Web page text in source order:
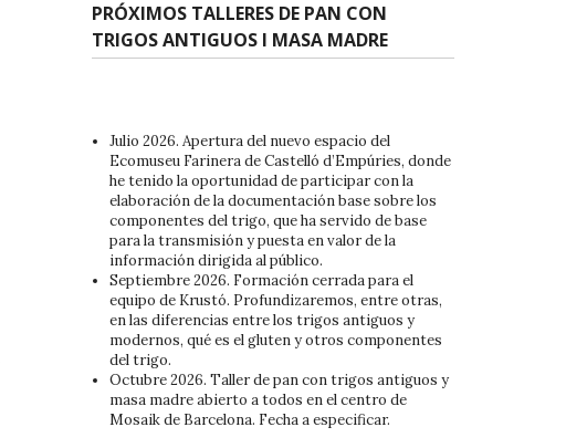
PRÓXIMOS TALLERES DE PAN CON
TRIGOS ANTIGUOS I MASA MADRE
Julio 2026. Apertura del nuevo espacio del
Ecomuseu Farinera de Castelló d’Empúries, donde
he tenido la oportunidad de participar con la
elaboración de la documentación base sobre los
componentes del trigo, que ha servido de base
para la transmisión y puesta en valor de la
información dirigida al público.
Septiembre 2026. Formación cerrada para el
equipo de Krustó. Profundizaremos, entre otras,
en las diferencias entre los trigos antiguos y
modernos, qué es el gluten y otros componentes
del trigo.
Octubre 2026. Taller de pan con trigos antiguos y
masa madre abierto a todos en el centro de
Mosaik de Barcelona. Fecha a especificar.